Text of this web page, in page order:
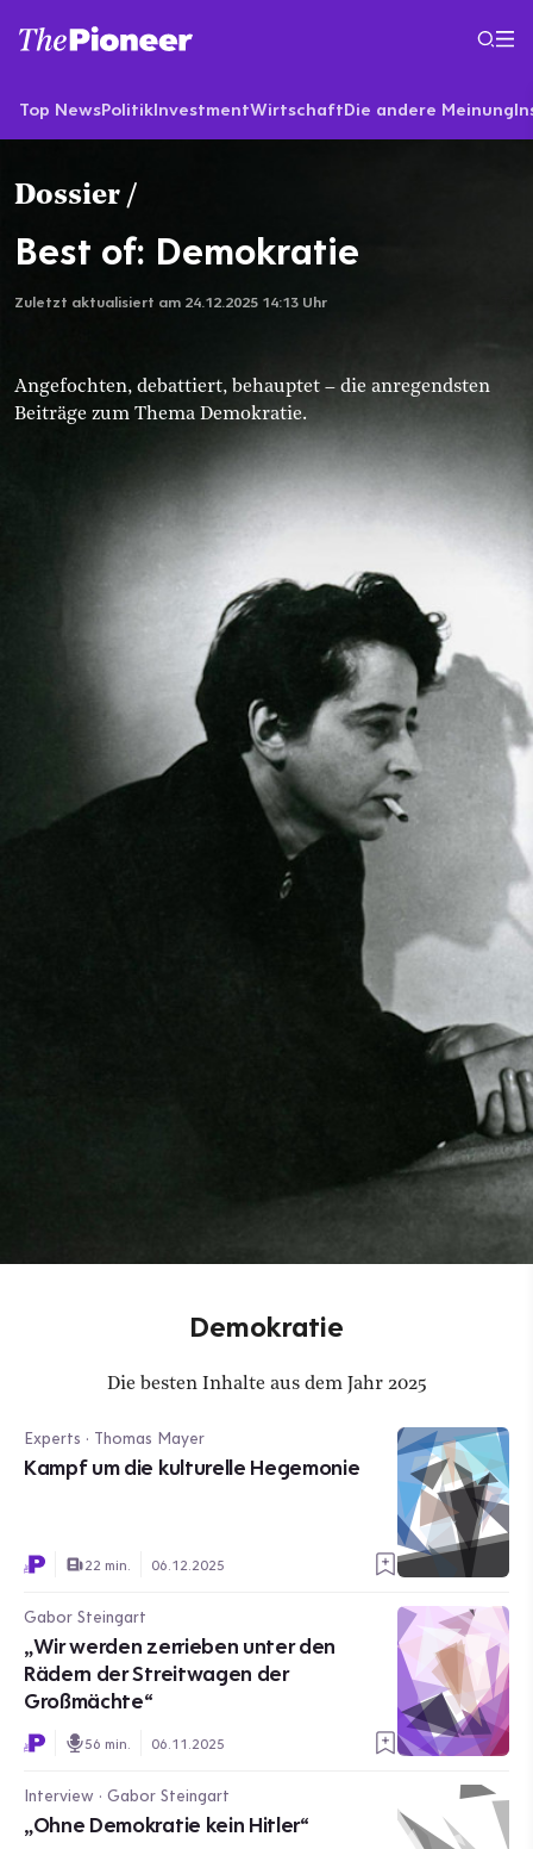
Top NewsPolitikInvestmentWirtschaftDie andere Meinung
Dossier /
Best of: Demokratie
Zuletzt aktualisiert am 24.12.2025 14:13 Uhr
Angefochten, debattiert, behauptet – die anregendsten
Beiträge zum Thema Demokratie.
Demokratie
Die besten Inhalte aus dem Jahr 2025
Experts · Thomas Mayer
Kampf um die kulturelle Hegemonie
22 min. 06.12.2025
Gabor Steingart
„Wir werden zerrieben unter den
Rädern der Streitwagen der
Großmächte“
56 min. 06.11.2025
Interview · Gabor Steingart
„Ohne Demokratie kein Hitler“